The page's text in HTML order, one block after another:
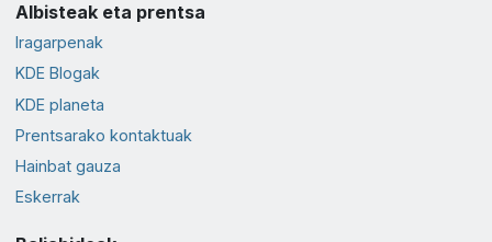
Albisteak eta prentsa
Iragarpenak
KDE Blogak
KDE planeta
Prentsarako kontaktuak
Hainbat gauza
Eskerrak